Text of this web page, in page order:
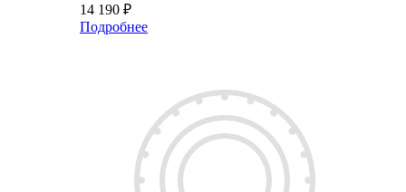
14 190 ₽
Подробнее